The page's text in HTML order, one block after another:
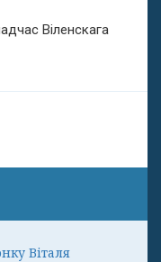
Віленскага
Віталя